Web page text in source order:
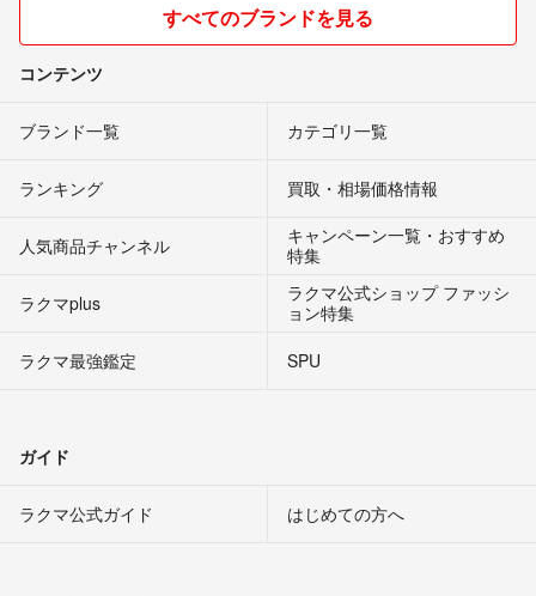
すべてのブランドを見る
コンテンツ
ブランド一覧 カテゴリ一覧
ランキング 買取・相場価格情報
人気商品チャンネル
キャンペーン一覧・おすすめ
特集
ラクマplus
ラクマ公式ショップ ファッシ
ョン特集
ラクマ最強鑑定
SPU
ガイド
ラクマ公式ガイド はじめての方へ